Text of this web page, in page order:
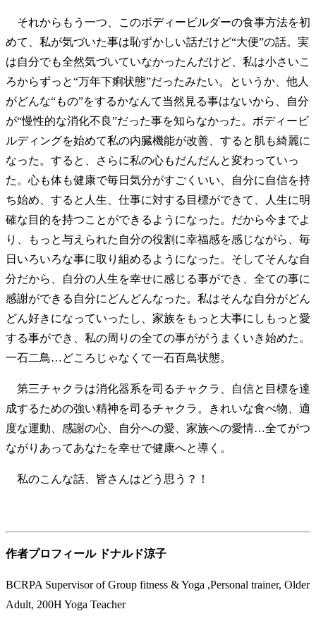
それからもう一つ、このボディービルダーの食事方法を初
めて、私が気づいた事は恥ずかしい話だけど“大便”の話。実
は自分でも全然気づいていなかったんだけど、私は小さいこ
ろからずっと“万年下痢状態”だったみたい。というか、他人
がどんな“もの”をするかなんて当然見る事はないから、自分
が“慢性的な消化不良”だった事を知らなかった。ボディービ
ルディングを始めて私の内臓機能が改善、すると肌も綺麗に
なった。すると、さらに私の心もだんだんと変わっていっ
た。心も体も健康で毎日気分がすごくいい、自分に自信を持
ち始め、すると人生、仕事に対する目標ができて、人生に明
確な目的を持つことができるようになった。だから今までよ
り、もっと与えられた自分の役割に幸福感を感じながら、毎
日いろいろな事に取り組めるようになった。そしてそんな自
分だから、自分の人生を幸せに感じる事ができ、全ての事に
感謝ができる自分にどんどんなった。私はそんな自分がどん
どん好きになっていったし、家族をもっと大事にしもっと愛
する事ができ、私の周りの全ての事ががうまくいき始めた。
一石二鳥…どころじゃなくて一石百鳥状態。
第三チャクラは消化器系を司るチャクラ、自信と目標を達
成するための強い精神を司るチャクラ。きれいな食べ物、適
度な運動、感謝の心、自分への愛、家族への愛情…全てがつ
ながりあってあなたを幸せで健康へと導く。
私のこんな話、皆さんはどう思う？！
作者プロフィール ドナルド涼子
BCRPA Supervisor of Group fitness & Yoga ,Personal trainer, Older
Adult, 200H Yoga Teacher